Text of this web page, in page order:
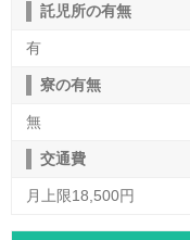
託児所の有無
有
寮の有無
無
交通費
月上限18,500円